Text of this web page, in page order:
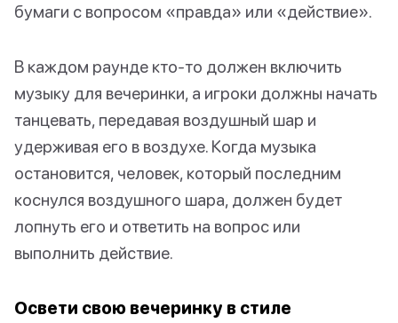
бумаги с вопросом «правда» или «действие».
В каждом раунде кто-то должен включить
музыку для вечеринки, а игроки должны начать
танцевать, передавая воздушный шар и
удерживая его в воздухе. Когда музыка
остановится, человек, который последним
коснулся воздушного шара, должен будет
лопнуть его и ответить на вопрос или
выполнить действие.
Освети свою вечеринку в стиле